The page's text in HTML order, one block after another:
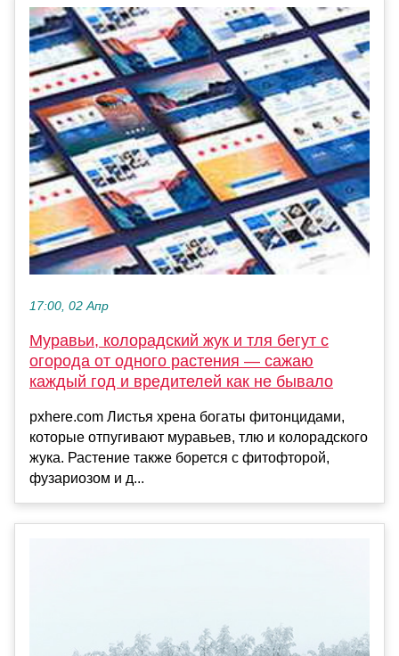
17:00, 02 Апр
Муравьи, колорадский жук и тля бегут с
огорода от одного растения — сажаю
каждый год и вредителей как не бывало
pxhere.com Листья хрена богаты фитонцидами,
которые отпугивают муравьев, тлю и колорадского
жука. Растение также борется с фитофторой,
фузариозом и д...